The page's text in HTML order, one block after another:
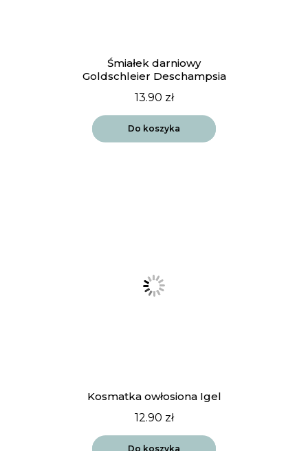
Śmiałek darniowy
Goldschleier Deschampsia
13.90 zł
Do koszyka
Kosmatka owłosiona Igel
12.90 zł
Do koszyka